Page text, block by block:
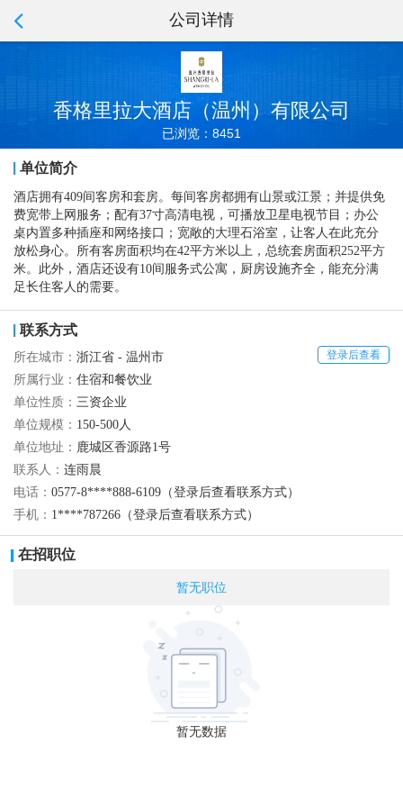
公司详情
香格里拉大酒店（温州）有限公司
已浏览：8451
单位简介
酒店拥有409间客房和套房。每间客房都拥有山景或江景；并提供免
费宽带上网服务；配有37寸高清电视，可播放卫星电视节目；办公
桌内置多种插座和网络接口；宽敞的大理石浴室，让客人在此充分
放松身心。所有客房面积均在42平方米以上，总统套房面积252平方
米。此外，酒店还设有10间服务式公寓，厨房设施齐全，能充分满
足长住客人的需要。
联系方式
登录后查看
所在城市： 浙江省 - 温州市
所属行业： 住宿和餐饮业
单位性质： 三资企业
单位规模： 150-500人
单位地址： 鹿城区香源路1号
联系人： 连雨晨
电话： 0577-8****888-6109（登录后查看联系方式）
手机： 1****787266（登录后查看联系方式）
在招职位
暂无职位
暂无数据